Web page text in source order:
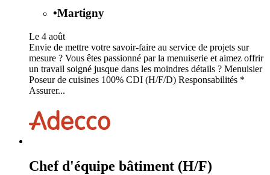
•Martigny
Le 4 août
Envie de mettre votre savoir-faire au service de projets sur
mesure ? Vous êtes passionné par la menuiserie et aimez offrir
un travail soigné jusque dans les moindres détails ? Menuisier
Poseur de cuisines 100% CDI (H/F/D) Responsabilités *
Assurer...
Chef d'équipe bâtiment (H/F)